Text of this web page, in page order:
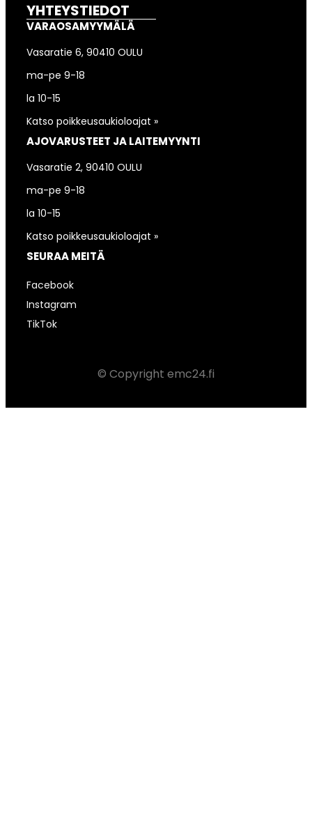
YHTEYSTIEDOT
VARAOSAMYYMÄLÄ
Vasaratie 6, 90410 OULU
ma-pe 9-18
la 10-15
Katso poikkeusaukioloajat »
AJOVARUSTEET JA LAITEMYYNTI
Vasaratie 2, 90410 OULU
ma-pe 9-18
la 10-15
Katso poikkeusaukioloajat »
SEURAA MEITÄ
Facebook
Instagram
TikTok
© Copyright emc24.fi